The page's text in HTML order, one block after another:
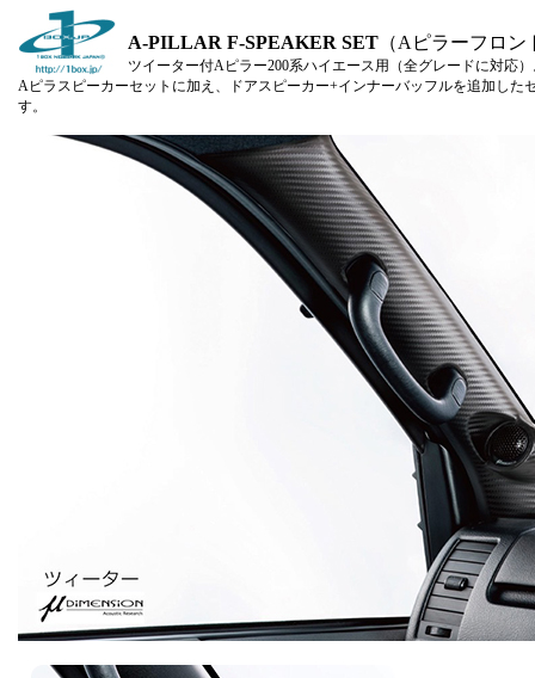
A-PILLAR F-SPEAKER SET （Aピラーフロ
ツイーター付Aピラー200系ハイエース用（全グレードに対応
Aピラスピーカーセットに加え、ドアスピーカー+インナーバッフルを追加した
す。